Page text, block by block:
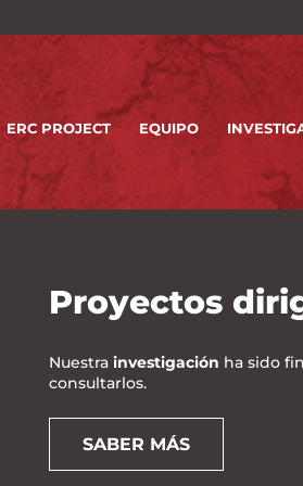
ERC PROJECT EQUIPO
Proyectos
Nuestra investigación ha sido
consultarlos.
SABER MÁS